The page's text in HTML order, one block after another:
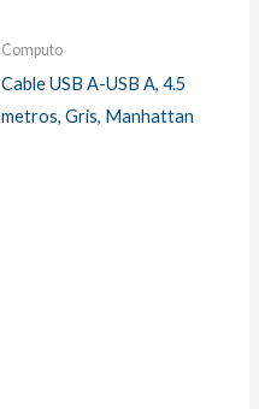
Computo
Cable USB A-USB A, 4.5
metros, Gris, Manhattan